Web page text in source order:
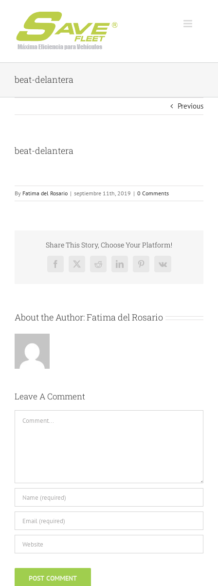
content
beat-delantera
Previous
beat-delantera
By Fatima del Rosario | septiembre 11th, 2019 | 0 Comments
Share This Story, Choose Your Platform!
Facebook
X RedditLinkedInPinterest
Vk
About the Author:Fatima del Rosario
Leave A Comment